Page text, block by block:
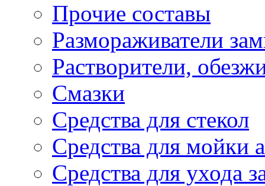
Прочие составы
Размораживатели
Растворители,
Смазки
Средства для стекол
Средства для мойки
Средства для ухода